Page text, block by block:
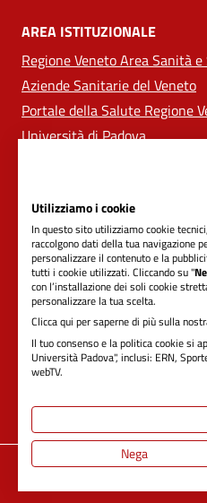
AREA ISTITUZIONALE
Regione Veneto Area Sanità e
Aziende Sanitarie del Veneto
Portale della Salute Regione
Università di Padova
RIFERIMENTI
Azienda Ospedale-Università
Sede Legale:
Via Giustiniani, 2 - 35128
Cod. ISTAT 050901 - Cod.
Utilizziamo i cookie
In questo sito utilizziamo cookie
raccolgono dati della tua navigazione
personalizzare il contenuto e la
tutti i cookie utilizzati. Cliccando su "
con l’installazione dei soli cookie
personalizzare la tua scelta.
Clicca qui per saperne di più sulla
Il tuo consenso e la politica cookie si
Università Padova", inclusi: ERN,
webTV.
Nega